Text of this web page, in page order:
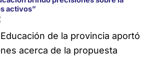
activos”
de la provincia aportó
acerca de la propuesta